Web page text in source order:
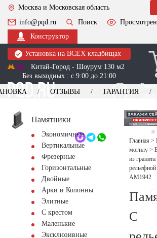
Москва и Московская область
info@pqd.ru
Поиск
Конструктор
Установка на ВСЕХ кладбищах
Китай-Город - Шоурум 130 м2
Без выходных : с 9:00 до 21:00
+7 (495) 518-44-23
Обратный звонок
ОТЗЫВЫ ГАРАНТИЯ
Памятники
Экономичные
Вертикальные
Фрезерные
Горизонтальные
Двойные
Арки и Колонны
Элитные
С крестом
Маленькие
Эксклюзивные
Главная >
могилу >
из гранита
AM1942
С